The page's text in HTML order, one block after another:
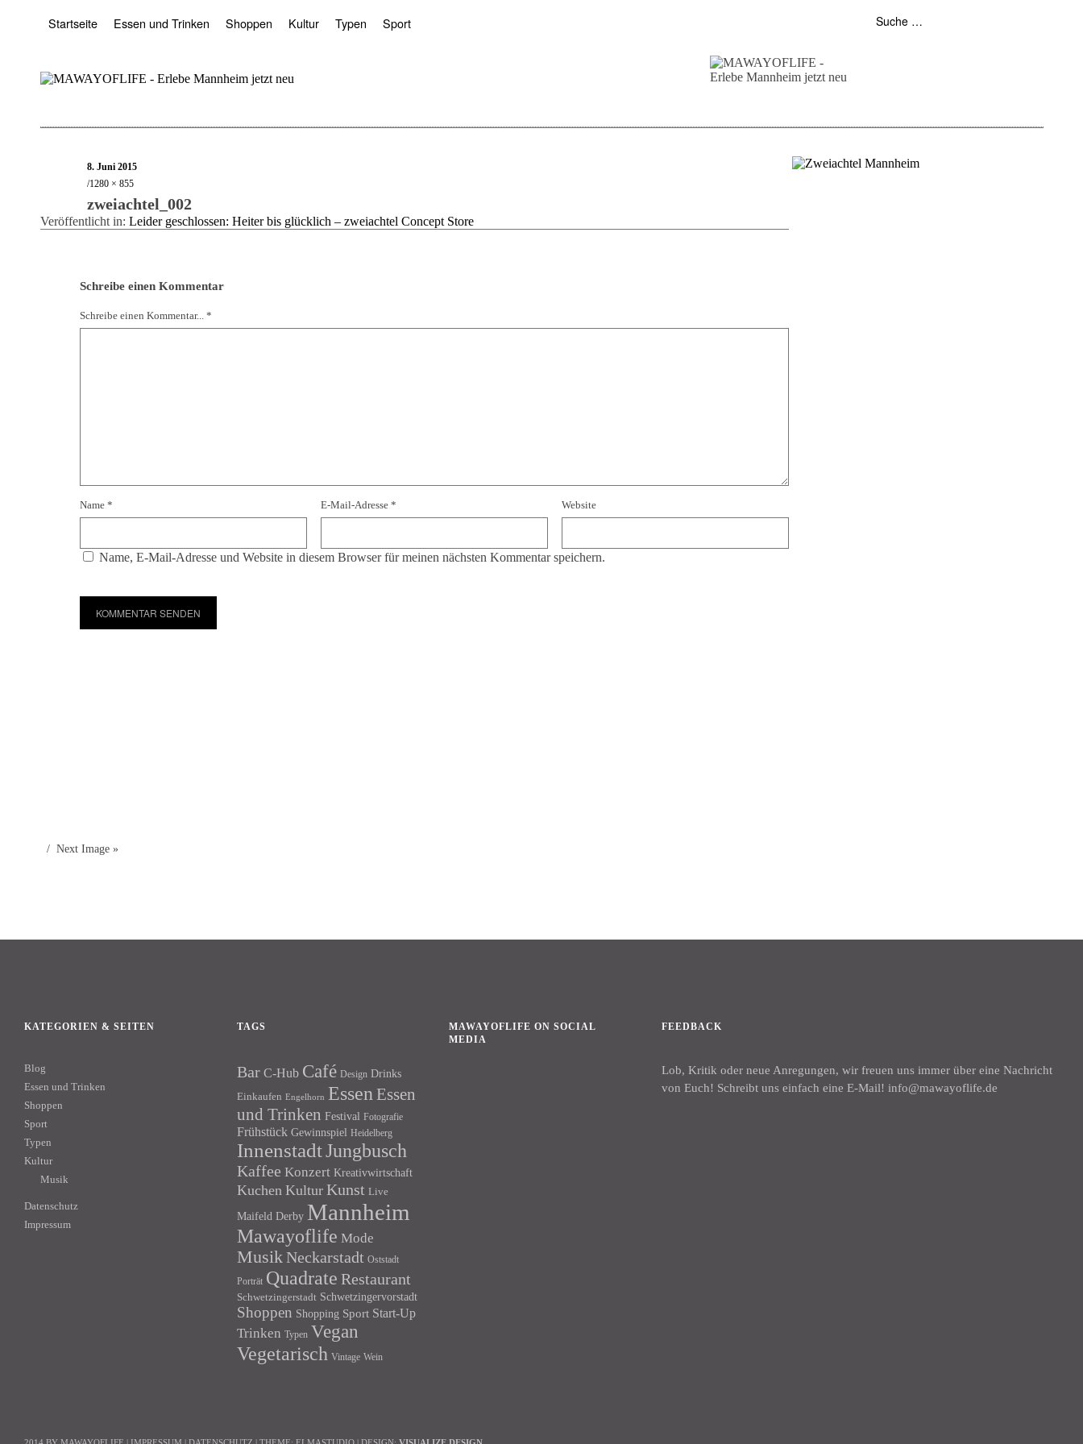
Startseite Essen und Trinken Shoppen Kultur Typen Sport
8. Juni 2015
1280 × 855
zweiachtel_002
Veröffentlicht in: Leider geschlossen: Heiter bis glücklich – zweiachtel Concept Store
Schreibe einen Kommentar
Schreibe einen Kommentar... *
Name* E-Mail-Adresse* Website
Name, E-Mail-Adresse und Website in diesem Browser für meinen nächsten Kommentar speichern.
Next Image »
KATEGORIEN & SEITEN
Blog
Essen und Trinken
Shoppen
Sport
Typen
Kultur
Musik
Datenschutz
Impressum
TAGS
Bar C-Hub Café Design Drinks
Einkaufen Engelhorn Essen Essen
und Trinken Festival Fotografie
Frühstück Gewinnspiel Heidelberg
InnenstadtJungbusch
Kaffee Konzert Kreativwirtschaft
Kuchen Kultur Kunst Live
Maifeld Derby Mannheim
Mawayoflife Mode
MusikNeckarstadt Oststadt
Porträt Quadrate Restaurant
Schwetzingerstadt Schwetzingervorstadt
Shoppen Shopping Sport Start-Up
Trinken Typen Vegan
Vegetarisch Vintage Wein
MAWAYOFLIFE ON SOCIAL
MEDIA
FEEDBACK
Lob, Kritik oder neue Anregungen, wir freuen uns immer über eine Nachricht
von Euch! Schreibt uns einfach eine E-Mail! info@mawayoflife.de